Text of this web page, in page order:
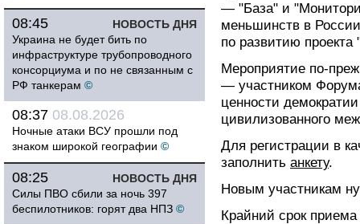
НОВОСТЬ ДНЯ
08:45
Украина не будет бить по
инфраструктуре трубопроводного
консорциума и по не связанным с
РФ танкерам ©
08:37 08.08.2026
Ночные атаки ВСУ прошли под
знаком широкой географии ©
НОВОСТЬ ДНЯ
08:25
Силы ПВО сбили за ночь 397
беспилотников: горят два НПЗ ©
— "База" и
меньшинств в
по развитию проекта
Мероприятие по-
— участником
ценности
цивилизованного
Для регистрации в
заполнить анкету.
Новым участникам
Крайний срок